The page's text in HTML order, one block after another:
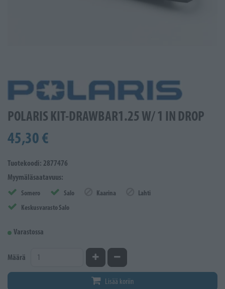
POLARIS KIT-DRAWBAR1.25 W/ 1 IN DROP
45,30 €
Tuotekoodi: 2877476
Myymäläsaatavuus:
Somero Salo Kaarina
Lahti
Keskusvarasto Salo
Varastossa
Määrä Kasvata määrääVähennä määrää
Lisää koriin